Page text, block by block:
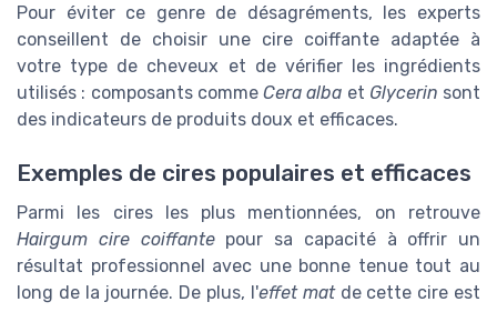
Pour éviter ce genre de désagréments, les experts
conseillent de choisir une cire coiffante adaptée à
votre type de cheveux et de vérifier les ingrédients
utilisés : composants comme Cera alba et Glycerin sont
des indicateurs de produits doux et efficaces.
Exemples de cires populaires et efficaces
Parmi les cires les plus mentionnées, on retrouve
Hairgum cire coiffantepour sa capacité à offrir un
résultat professionnel avec une bonne tenue tout au
long de la journée. De plus, l'effet matde cette cire est